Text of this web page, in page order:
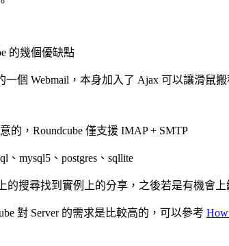
的幾個優缺點
一個 Webmail，本身加入了 Ajax 可以讓滑鼠
的，Roundcube 僅支援 IMAP + SMTP
、mysql5、postgres、sqllite
的搜尋找到實例上的分享，之後若是有機會上
對 Server 的需求是比較高的，可以參考